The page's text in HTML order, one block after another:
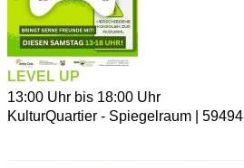
LEVEL UP
13:00 Uhr bis 18:00 Uhr
KulturQuartier - Spiegelraum
59494